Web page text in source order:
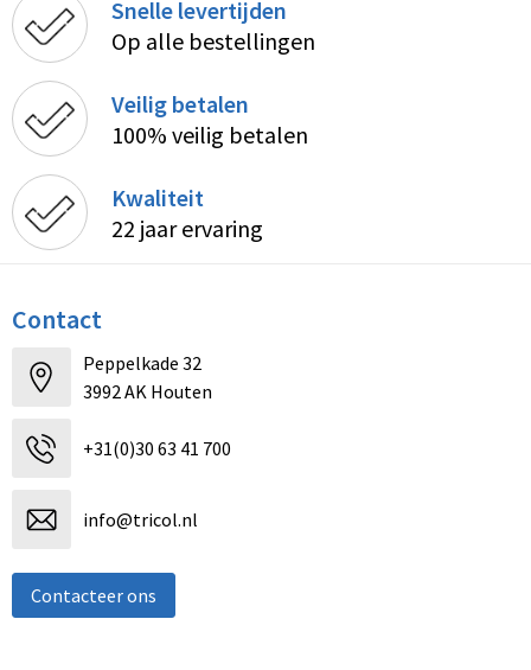
Snelle levertijden
Op alle bestellingen
Veilig betalen
100% veilig betalen
Kwaliteit
22 jaar ervaring
Contact
Peppelkade 32
3992 AK Houten
+31(0)30 63 41 700
info@tricol.nl
Contacteer ons